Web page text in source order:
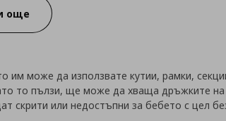
още
им може да използвате кутии, рамки,
то пълзи, ще може да хваща дръжките
скрити или недостъпни за бебето с цел